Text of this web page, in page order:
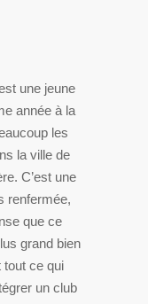
une jeune
année à la
les
la ville de
C’est une
renfermée,
que ce
grand bien
tout ce qui
un club